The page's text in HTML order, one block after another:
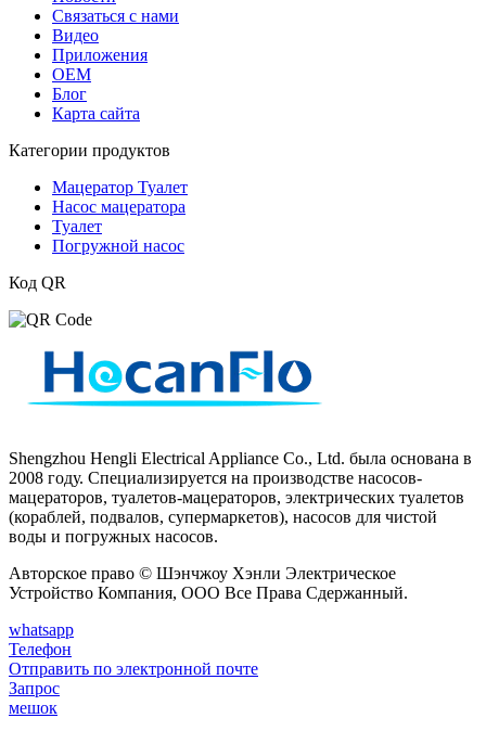
Связаться с нами
Видео
Приложения
ОЕМ
Блог
Карта сайта
Категории продуктов
Мацератор Туалет
Насос мацератора
Туалет
Погружной насос
Код QR
Shengzhou Hengli Electrical Appliance Co., Ltd. была основана в
2008 году. Специализируется на производстве насосов-
мацераторов, туалетов-мацераторов, электрических туалетов
(кораблей, подвалов, супермаркетов), насосов для чистой
воды и погружных насосов.
Авторское право © Шэнчжоу Хэнли Электрическое
Устройство Компания, ООО Все Права Сдержанный.
whatsapp
Телефон
Отправить по электронной почте
Запрос
мешок